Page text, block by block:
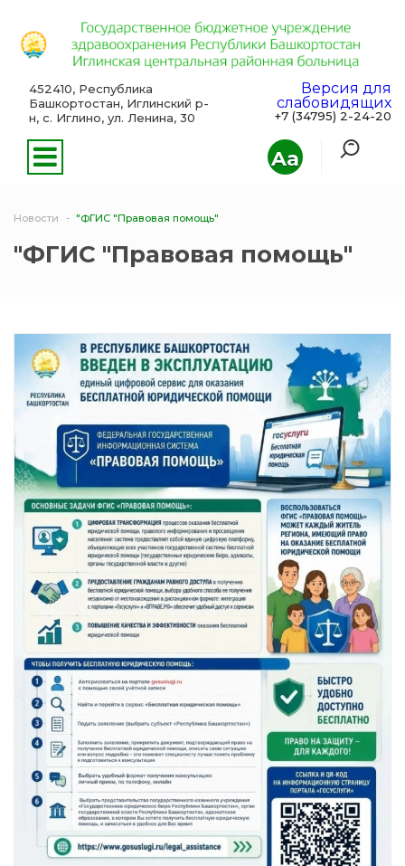
Aa
452410, Республика
Башкортостан, Иглинский р-
н, с. Иглино, ул. Ленина, 30
Версия для
слабовидящих
+7 (34795) 2-24-20
Новости "ФГИС "Правовая помощь"
"ФГИС "Правовая помощь"